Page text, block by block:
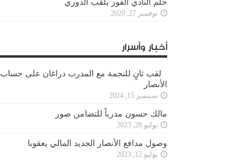
حلم النادي الفوز بلقب الدوري
نوفمبر 27, 2020
أخبار وأسرار
لقب ثانٍ للنجمة مع المدرب دراغان على حساب
الأنصار
سبتمبر 15, 2024
مالك حسون مدرباً للتضامن صور
يوليو 28, 2023
وصول مدافع الأنصار الجديد المالي يعقوبا
يوليو 12, 2023